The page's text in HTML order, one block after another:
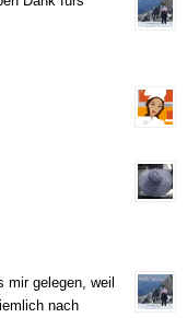
gelegen, weil
nach